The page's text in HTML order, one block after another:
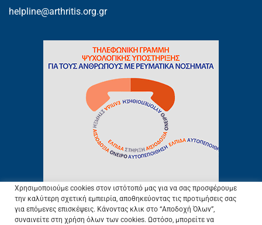
helpline@arthritis.org.gr
Χρησιμοποιούμε cookies στον ιστότοπό μας για να σας προσφέρουμε
την καλύτερη σχετική εμπειρία, αποθηκεύοντας τις προτιμήσεις σας
για επόμενες επισκέψεις. Κάνοντας κλικ στο “Αποδοχή Όλων”,
συναινείτε στη χρήση όλων των cookies. Ωστόσο, μπορείτε να